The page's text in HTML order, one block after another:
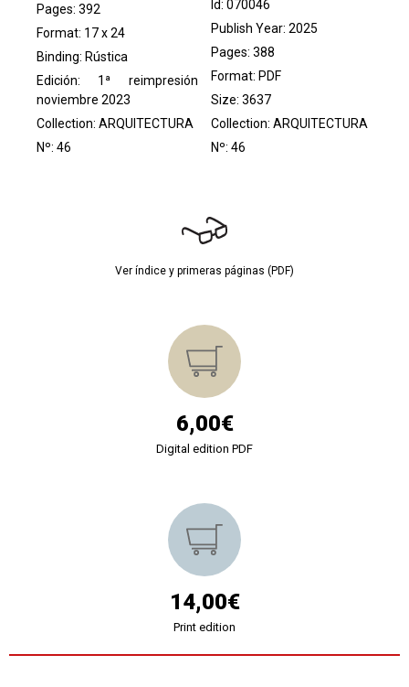
Pages: 392
Format: 17 x 24
Binding: Rústica
Edición: 1ª reimpresión
noviembre 2023
Collection: ARQUITECTURA
Nº: 46
Id: 070046
Publish Year: 2025
Pages: 388
Format: PDF
Size: 3637
Collection:ARQUITECTURA
Nº: 46
Ver índice y primeras páginas (PDF)
6,00€
Digital edition PDF
14,00€
Print edition